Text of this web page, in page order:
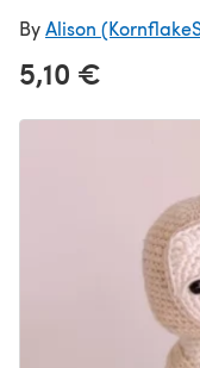
ByAlison
5,10 €